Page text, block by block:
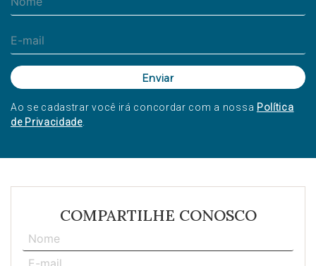
Ao se cadastrar você irá concordar com a nossa Política
de Privacidade.
COMPARTILHE CONOSCO